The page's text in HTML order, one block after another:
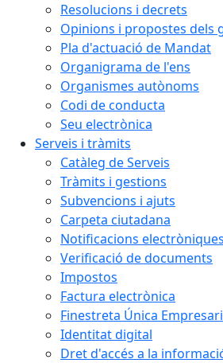
Resolucions i decrets
Opinions i propostes dels
Pla d'actuació de Mandat
Organigrama de l'ens
Organismes autònoms
Codi de conducta
Seu electrònica
Serveis i tràmits
Catàleg de Serveis
Tràmits i gestions
Subvencions i ajuts
Carpeta ciutadana
Notificacions electròniques
Verificació de documents
Impostos
Factura electrònica
Finestreta Única
Identitat digital
Dret d'accés a la